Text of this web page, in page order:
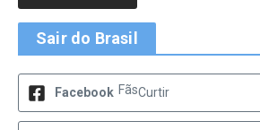
Sair do Brasil
Facebook FãsCurtir